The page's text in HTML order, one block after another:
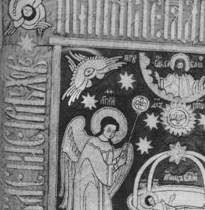
Наследники
Главная Галерея Храмы-мученики